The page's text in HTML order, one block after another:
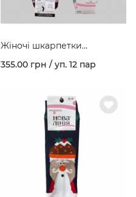
Жіночі шкарпетки
спортивні в полоску
"Premium" арт. 416
355.00 грн / уп. 12 пар